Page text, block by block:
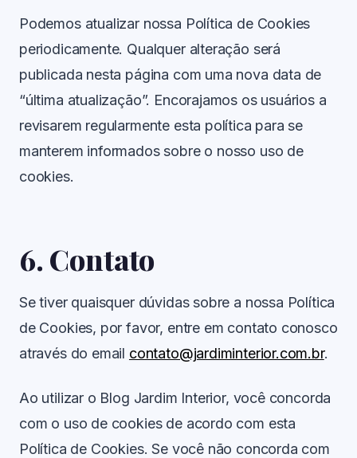
Podemos atualizar nossa Política de Cookies
periodicamente. Qualquer alteração será
publicada nesta página com uma nova data de
“última atualização”. Encorajamos os usuários a
revisarem regularmente esta política para se
manterem informados sobre o nosso uso de
cookies.
6. Contato
Se tiver quaisquer dúvidas sobre a nossa Política
de Cookies, por favor, entre em contato conosco
através do email contato@jardiminterior.com.br.
Ao utilizar o Blog Jardim Interior, você concorda
com o uso de cookies de acordo com esta
Política de Cookies. Se você não concorda com